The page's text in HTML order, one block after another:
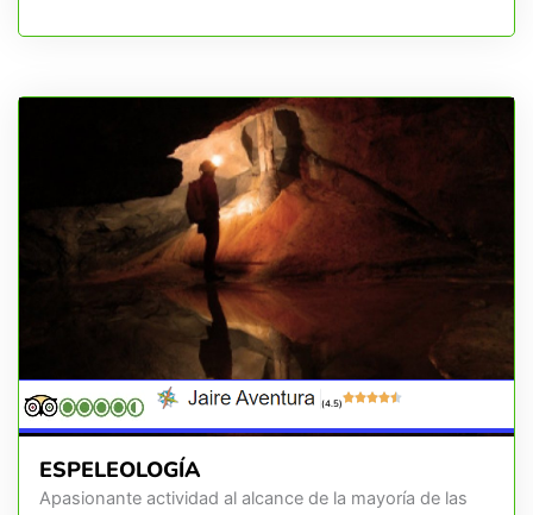
(4.5)
ESPELEOLOGÍA
Apasionante actividad al alcance de la mayoría de las